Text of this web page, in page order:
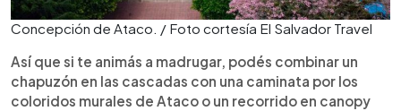
Concepción de Ataco. / Foto cortesía El Salvador Travel
Así que si te animás a madrugar, podés combinar un
chapuzón en las cascadas con una caminata por los
coloridos murales de Ataco o un recorrido en canopy